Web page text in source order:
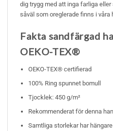
dig trygg med att inga farliga
såväl som oreglerade finns i våra
Fakta sandfärgad
OEKO-TEX®
OEKO-TEX® certifierad
100% Ring spunnet bomull
Tjocklek: 450 g/m²
Rekommenderat för denna
Samtliga storlekar har hängare